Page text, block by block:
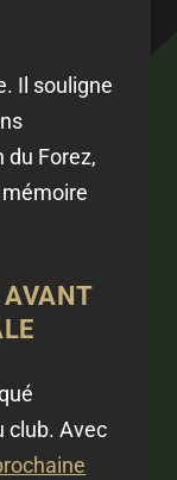
Il souligne
du Forez,
AVANT
club. Avec